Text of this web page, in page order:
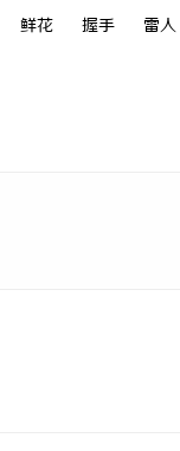
鲜花 握手 雷人